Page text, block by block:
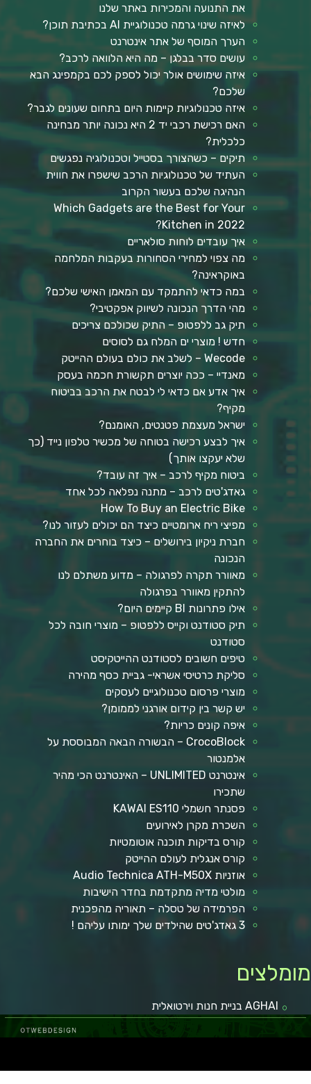
את התנועה והמכירות באתר שלנו
לאיזה שינוי גרמה טכנולוגיית AI בכתיבת תוכן?
הערך המוסף של אתר אינטרנט
עושים סדר בבלגן – מה היא הלוואה לרכב?
איזה שימושים אולר יכול לספק לכם בקמפינג הבא
שלכם?
איזה טכנולוגיות קיימות היום בתחום שעונים לגבר?
האם רכישת רכבי יד 2 היא נכונה יותר מבחינה
כלכלית?
תיקים – כשהצורך בסטייל וטכנולוגיה נפגשים
העתיד של טכנולוגיות הרכב שישפרו את חווית
הנהיגה שלכם בעשור הקרוב
Which Gadgets are the Best for Your
Kitchen in 2022?
איך עובדים לוחות סולאריים
מה צפוי למחירי הסחורות בעקבות המלחמה
באוקראינה?
במה כדאי להתמקד עם המאמן האישי שלכם?
מהי הדרך הנכונה לשיווק אפקטיבי?
תיק גב ללפטופ – התיק שכולכם צריכים
חדש ! מוצרי ים המלח גם לסוסים
Wecode – לשלב את כולם בעולם ההייטק
מאנדיי – ככה יוצרים תקשורת חכמה בעסק
איך אדע אם כדאי לי לבטח את הרכב בביטוח
מקיף?
ישראל מעצמת פטנטים, האומנם?
איך לבצע רכישה בטוחה של מכשיר טלפון נייד (כך
שלא יעקצו אותך)
ביטוח מקיף לרכב – איך זה עובד?
גאדג'טים לרכב – מתנה נפלאה לכל אחד
How To Buy an Electric Bike
מפיצי ריח ארומטיים כיצד הם יכולים לעזור לנו?
חברת ניקיון בירושלים – כיצד בוחרים את החברה
הנכונה
מאוורר תקרה לפרגולה – מדוע משתלם לנו
להתקין מאוורר בפרגולה
אילו פתרונות BI קיימים היום?
תיק סטודנט וקייס ללפטופ – מוצרי חובה לכל
סטודנט
טיפים חשובים לסטודנט ההייטקיסט
סליקת כרטיסי אשראי- גביית כסף מהירה
מוצרי פרסום טכנולוגיים לעסקים
יש קשר בין קידום אורגני לממומן?
איפה קונים כריות?
CrocoBlock – הבשורה הבאה המבוססת על
אלמנטור
אינטרנט UNLIMITED – האינטרנט הכי מהיר
שתכירו
פסנתר חשמלי KAWAI ES110
השכרת מקרן לאירועים
קורס בדיקות תוכנה אוטומטיות
קורס אנגלית לעולם ההייטק
אוזניות Audio Technica ATH-M50X
מולטי מדיה מתקדמת בחדר הישיבות
הפרמידה של טסלה – תאוריה מהפכנית
3 גאדג'טים שהילדים שלך ימותו עליהם !
AGHAI בניית חנות וירטואלית